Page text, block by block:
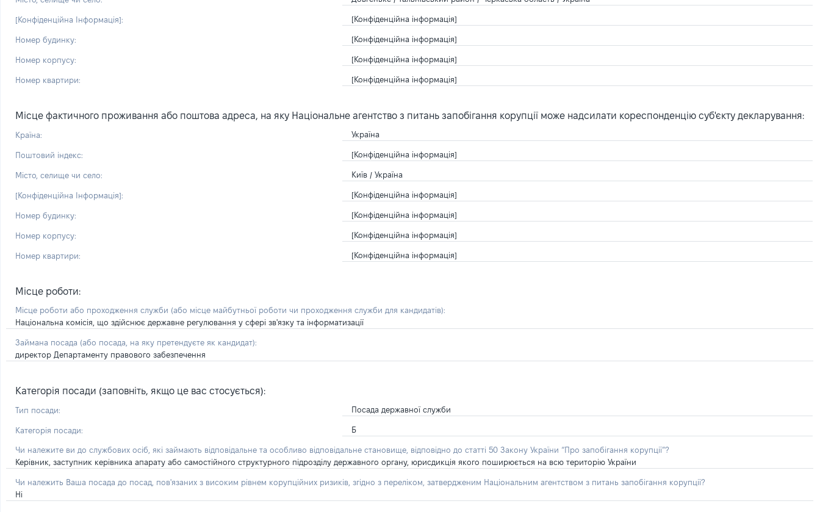
[Конфіденційна Інформація]: [Конфіденційна інформація]
Номер будинку: [Конфіденційна інформація]
Номер корпусу: [Конфіденційна інформація]
Номер квартири: [Конфіденційна інформація]
Місце фактичного проживання або поштова адреса, на яку Національне агентство з питань запобігання корупції може надсилати кореспонденцію суб'єкту декларування:
Країна: Україна
Поштовий індекс: [Конфіденційна інформація]
Місто, селище чи село: Київ / Україна
[Конфіденційна Інформація]: [Конфіденційна інформація]
Номер будинку: [Конфіденційна інформація]
Номер корпусу: [Конфіденційна інформація]
Номер квартири: [Конфіденційна інформація]
Місце роботи:
Місце роботи або проходження служби (або місце майбутньої роботи чи проходження служби для кандидатів):
Національна комісія, що здійснює державне регулювання у сфері зв'язку та інформатизації
Займана посада (або посада, на яку претендуєте як кандидат):
директор Департаменту правового забезпечення
Категорія посади (заповніть, якщо це вас стосується):
Тип посади: Посада державної служби
Категорія посади: Б
Чи належите ви до службових осіб, які займають відповідальне та особливо відповідальне становище, відповідно до статті 50 Закону України “Про запобігання корупції”?
Керівник, заступник керівника апарату або самостійного структурного підрозділу державного органу, юрисдикція якого поширюється на всю територію України
Чи належить Ваша посада до посад, пов'язаних з високим рівнем корупційних ризиків, згідно з переліком, затвердженим Національним агентством з питань запобігання корупції?
Ні